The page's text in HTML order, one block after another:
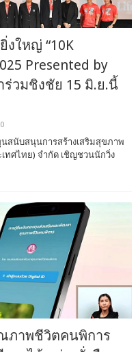
งใหญ่ “10K
Presented by
ร่วมชิงชัย 15 มิ.ย.นี้
0
สนับสนุนการสร้างเสริมสุขภาพ
ทศไทย) จำกัด เชิญชวนนักวิ่ง
ภาพชีวิตคนพิการ